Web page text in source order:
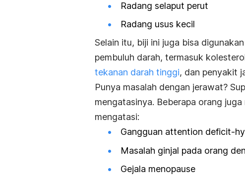
Radang selaput perut
Radang usus kecil
Selain itu, biji ini juga bisa
pembuluh darah, termasuk
tekanan darah tinggi, dan penyakit
Punya masalah dengan jerawat?
mengatasinya. Beberapa orang
mengatasi:
Gangguan attention deficit-
Masalah ginjal pada orang
Gejala menopause